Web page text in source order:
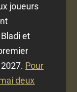
joueurs
et
Pour
deux